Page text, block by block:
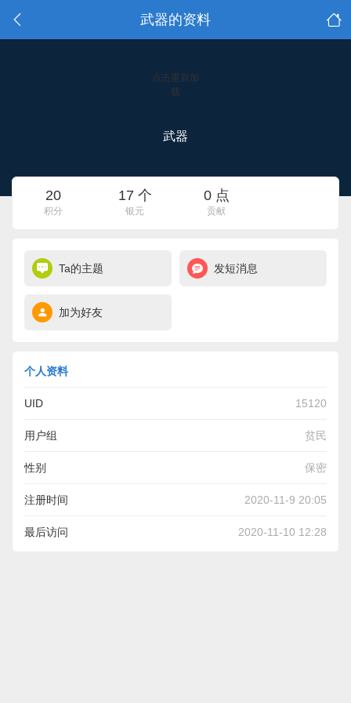
武器的资料
点击重新加
载
武器
20
积分
17 个
银元
0 点
贡献
Ta的主题 发短消息
加为好友
个人资料
UID 15120
用户组 贫民
性别 保密
注册时间 2020-11-9 20:05
最后访问 2020-11-10 12:28